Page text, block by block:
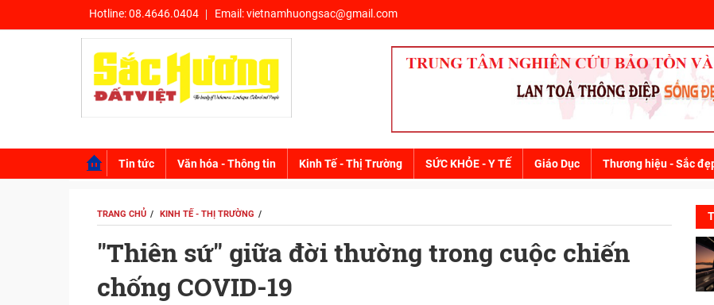
Hotline:08.4646.0404 Email:vietnamhuongsac@gmail.com
Tin tức Văn hóa - Thông tin Kinh Tế - Thị Trường SỨC KHỎE - Y TẾ Giáo Dục Thương hiệu - Sắc
TRANG CHỦ KINH TẾ - THỊ TRƯỜNG
"Thiên sứ" giữa đời thường trong cuộc chiến
chống COVID-19